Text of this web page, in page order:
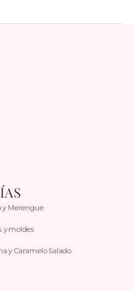
y Merengue
y moldes
y Caramelo Salado.